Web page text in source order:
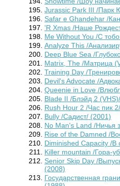
Jurassic Park III /Парк
Safar e Ghandehar /
'R Xmas /Наше
Me Without You /С
Analyze This /
Deep Blue Sea /
Matrix, The /Матрица
Training Day /
Devil's Advocate /
Queenie in Love /
Blade II /Блэйд 2
Rush Hour 2 /Час пик
Bully /Садист/ (2001)
No Man's Land /Ничья
Rise of the Damned /
Diminished Capacity /В
Killer mountain /Гора-
Senior Skip Day /
(2008)
Государственная